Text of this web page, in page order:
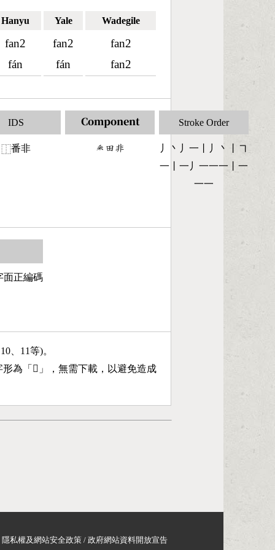
Hanyu Yale Wadegile
fan2
fán
fan2
fán
fan2
fan2
IDS
⿰番非
Component
󶆷󶄬󶇎
Stroke Order
丿丶丿一丨丿丶丨㇕
一丨一丿一一一丨一
一一
面正編碼
、11等)。
為「 𩇾 」，無需下載，以避免造成
隱私權及網站安全政策 /政府網站資料開放宣告